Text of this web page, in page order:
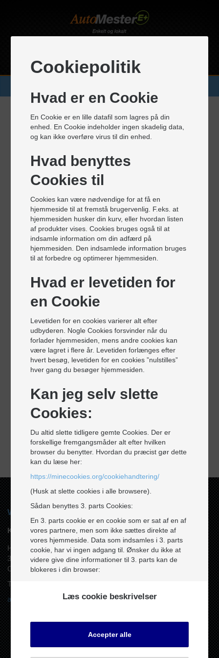
Windinge Auto ApS
Holmeskovvej 5
Email:auto@windingeauto.dk
Mandag
08:00 - 16:00
Tirsdag
08:00 - 16:00
Onsdag
08:00 - 16:00
Torsdag
08:00 - 16:00
Fredag
08:00 - 15:30
Søndag
Lukket
Windinge Auto ApS
KONTAKT
Holmeskovvej 5
3480 Fredensborg
CVR. 17228706
Tlf.
auto@windingeauto.dk
Cookiepolitik
Hvad er en Cookie
En Cookie er en lille datafil som lagres på din
enhed. En Cookie indeholder ingen skadelig data,
og kan ikke overføre virus til din enhed.
Hvad benyttes
Cookies til
Cookies kan være nødvendige for at få en
hjemmeside til at fremstå brugervenlig. F.eks. at
hjemmesiden husker din kurv, eller hvordan listen
af produkter vises. Cookies bruges også til at
indsamle information om din adfærd på
hjemmesiden. Den indsamlede information bruges
til at forbedre og optimerer hjemmesiden.
Hvad er levetiden for
en Cookie
Levetiden for en cookies varierer alt efter
udbyderen. Nogle Cookies forsvinder når du
forlader hjemmesiden, mens andre cookies kan
være lagret i flere år. Levetiden forlænges efter
hvert besøg, levetiden for en cookies ”nulstilles”
hver gang du besøger hjemmesiden.
Kan jeg selv slette
Cookies:
Du altid slette tidligere gemte Cookies. Der er
forskellige fremgangsmåder alt efter hvilken
browser du benytter. Hvordan du præcist gør dette
kan du læse her:
https://minecookies.org/cookiehandtering/
(Husk at slette cookies i alle browsere).
Sådan benyttes 3. parts Cookies:
En 3. parts cookie er en cookie som er sat af en af
vores partnere, men som ikke sættes direkte af
vores hjemmeside. Data som indsamles i 3. parts
cookie, har vi ingen adgang til. Ønsker du ikke at
videre give dine informationer til 3. parts kan de
blokeres i din browser:
https://www.digitalcitizen.life/how-disable-third-
cookie bliver afvist.
Læs cookie beskrivelser
Accepter alle